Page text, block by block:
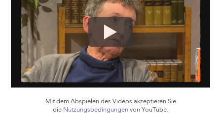
Mit dem Abspielen des Videos akzeptieren Sie
die Nutzungsbedingungen von YouTube.